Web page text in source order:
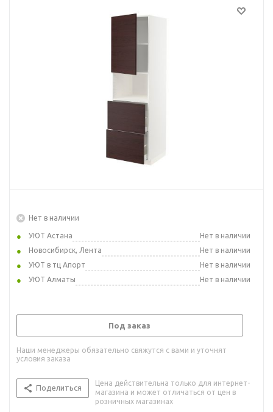
Нет в наличии
УЮТ Астана
Нет в наличии
Новосибирск, Лента
Нет в наличии
УЮТ в тц Апорт
Нет в наличии
УЮТ Алматы
Нет в наличии
Под заказ
Наши менеджеры обязательно свяжутся с вами и уточнят
условия заказа
Поделиться
Цена действительна только для интернет-
магазина и может отличаться от цен в
розничных магазинах